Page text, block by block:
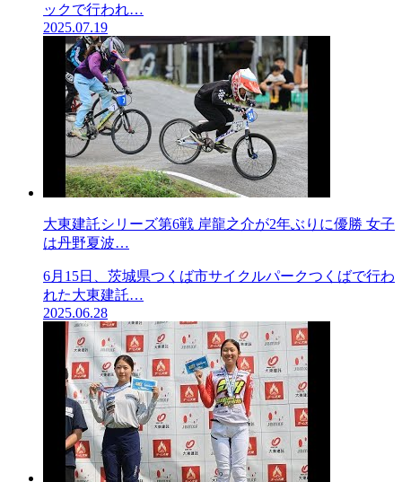
ックで行われ…
2025.07.19
大東建託シリーズ第6戦 岸龍之介が2年ぶりに優勝 女子
は丹野夏波…
6月15日、茨城県つくば市サイクルパークつくばで行わ
れた大東建託…
2025.06.28